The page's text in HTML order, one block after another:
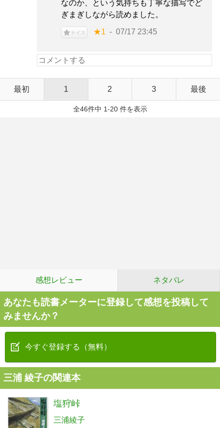
なのか、という気持ちも丁寧な描写でど
ぎまぎしながら読めました。
ナイス ★1 07/17 23:45
最初 1 2 3 最後
全46件中 1-20 件を表示
感想レビュー ネタバレ
あなたも読書メーターに登録して感想を投稿して
みませんか？
今すぐ登録する（無料）
三浦 綾子の関連本
塩狩峠
三浦綾子